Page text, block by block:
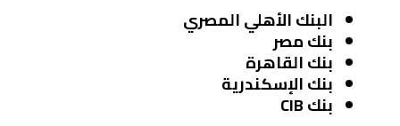
البنك الأهلي المصري
بنك مصر
بنك القاهرة
بنك الإسكندرية
بنك CIB